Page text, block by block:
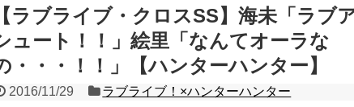
【ラブライブ・クロスSS】海未「ラブ
ュート！！」絵里「なんてオーラな
・・・！！」【ハンターハンター】
2016/11/29
ラブライブ！×ハンターハンター